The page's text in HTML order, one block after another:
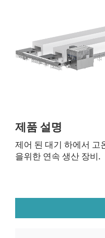
제품 설명
제어 된 대기 하에서 고
을위한 연속 생산 장비.